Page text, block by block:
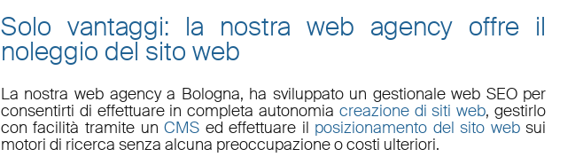
Solo vantaggi: la nostra web agency offre il
noleggio del sito web
La nostraweb agency a Bologna, ha sviluppato un gestionale web SEOper
consentirti di effettuare in completa autonomia creazione di siti web, gestirlo
con facilità tramite unCMS ed effettuare il posizionamento del sito websui
motori di ricerca senza alcuna preoccupazione o costi ulteriori.